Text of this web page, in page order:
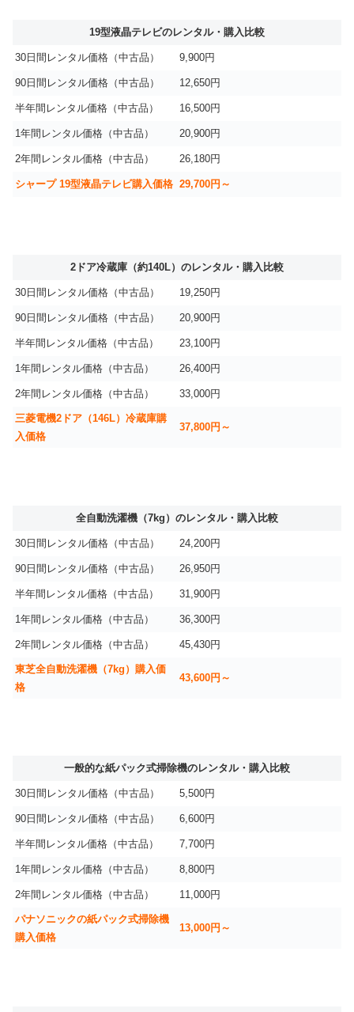
19型液晶テレビのレンタル・購入比較
30日間レンタル価格（中古品） 9,900円
90日間レンタル価格（中古品） 12,650円
半年間レンタル価格（中古品） 16,500円
1年間レンタル価格（中古品） 20,900円
2年間レンタル価格（中古品） 26,180円
シャープ 19型液晶テレビ購入価格 29,700円～
2ドア冷蔵庫（約140L）のレンタル・購入比較
30日間レンタル価格（中古品） 19,250円
90日間レンタル価格（中古品） 20,900円
半年間レンタル価格（中古品） 23,100円
1年間レンタル価格（中古品） 26,400円
2年間レンタル価格（中古品） 33,000円
三菱電機2ドア（146L）冷蔵庫購
入価格
37,800円～
全自動洗濯機（7kg）のレンタル・購入比較
30日間レンタル価格（中古品） 24,200円
90日間レンタル価格（中古品） 26,950円
半年間レンタル価格（中古品） 31,900円
1年間レンタル価格（中古品） 36,300円
2年間レンタル価格（中古品） 45,430円
東芝全自動洗濯機（7kg）購入価
格
43,600円～
一般的な紙パック式掃除機のレンタル・購入比較
30日間レンタル価格（中古品） 5,500円
90日間レンタル価格（中古品） 6,600円
半年間レンタル価格（中古品） 7,700円
1年間レンタル価格（中古品） 8,800円
2年間レンタル価格（中古品） 11,000円
パナソニックの紙パック式掃除機
購入価格
13,000円～